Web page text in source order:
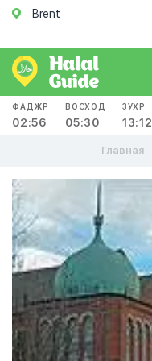
Brent
ФАДЖР
02:56
ВОСХОД
05:30
ЗУХР
13:12
Главная